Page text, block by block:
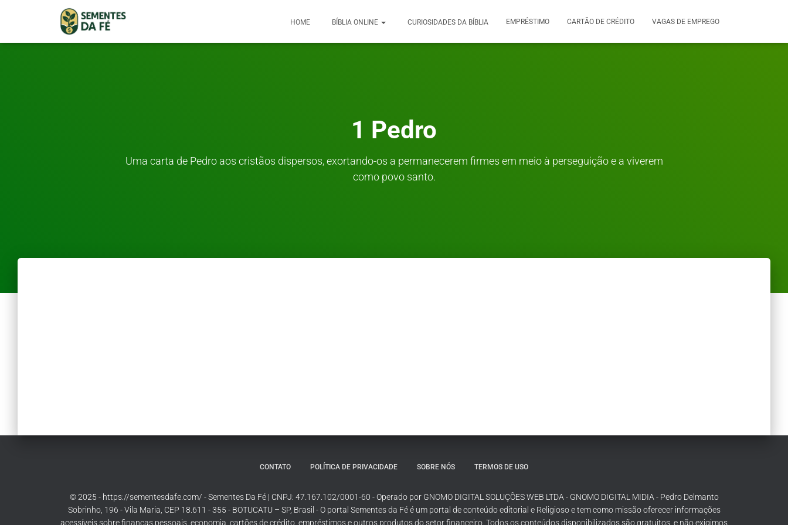
HOME BÍBLIA ONLINE CURIOSIDADES DA BÍBLIA EMPRÉSTIMO CARTÃO DE CRÉDITO VAGAS DE EMPREGO
1 Pedro
Uma carta de Pedro aos cristãos dispersos, exortando-os a permanecerem firmes em meio à perseguição e a viverem
como povo santo.
CONTATO POLÍTICA DE PRIVACIDADE SOBRE NÓS TERMOS DE USO
© 2025 - https://sementesdafe.com/ - Sementes Da Fé | CNPJ: 47.167.102/0001-60 - Operado por GNOMO DIGITAL SOLUÇÕES WEB LTDA - GNOMO DIGITAL MIDIA - Pedro Delmanto
Sobrinho, 196 - Vila Maria, CEP 18.611 - 355 - BOTUCATU – SP, Brasil - O portal Sementes da Fé é um portal de conteúdo editorial e Religioso e tem como missão oferecer informações
acessíveis sobre finanças pessoais, economia, cartões de crédito, empréstimos e outros produtos do setor financeiro. Todos os conteúdos disponibilizados são gratuitos, e não exigimos